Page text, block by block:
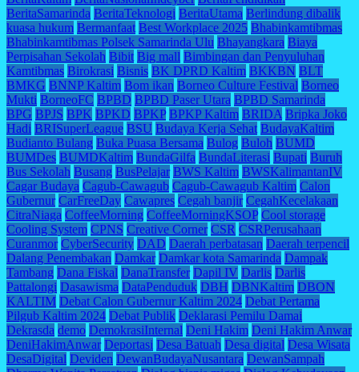
BeritaSamarinda BeritaTeknologi BeritaUtama Berlindung dibalik
kuasa hukum Bermanfaat Best Workplace 2025 Bhabinkamtibmas
Bhabinkamtibmas Polsek Samarinda Ulu Bhayangkara Biaya
Perpisahan Sekolah Bibit Big mall Bimbingan dan Penyuluhan
Kamtibmas Birokrasi Bisnis BK DPRD Kaltim BKKBN BLT
BMKG BNNP Kaltim Bom ikan Borneo Culture Festival Borneo
Mukti BorneoFC BPBD BPBD Paser Utara BPBD Samarinda
BPG BPJS BPK BPKD BPKP BPKP Kaltim BRIDA Bripka Joko
Hadi BRISuperLeague BSU Budaya Kerja Sehat BudayaKaltim
Budianto Bulang Buka Puasa Bersama Bulog Buloh BUMD
BUMDes BUMDKaltim BundaGilfa BundaLiterasi Bupati Buruh
Bus Sekolah Busang BusPelajar BWS Kaltim BWSKalimantanIV
Cagar Budaya Cagub-Cawagub Cagub-Cawagub Kaltim Calon
Gubernur CarFreeDay Cawapres Cegah banjir CegahKecelakaan
CitraNiaga CoffeeMorning CoffeeMorningKSOP Cool storage
Cooling System CPNS Creative Corner CSR CSRPerusahaan
Curanmor CyberSecurity DAD Daerah perbatasan Daerah terpencil
Dalang Penembakan Damkar Damkar kota Samarinda Dampak
Tambang Dana Fiskal DanaTransfer Dapil IV Darlis Darlis
Pattalongi Dasawisma DataPenduduk DBH DBNKaltim DBON
KALTIM Debat Calon Gubernur Kaltim 2024 Debat Pertama
Pilgub Kaltim 2024 Debat Publik Deklarasi Pemilu Damai
Dekrasda demo DemokrasiInternal Deni Hakim Deni Hakim Anwar
DeniHakimAnwar Deportasi Desa Batuah Desa digital Desa Wisata
DesaDigital Deviden DewanBudayaNusantara DewanSampah